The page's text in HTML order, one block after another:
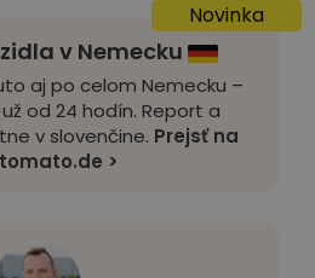
Novinka
v Nemecku
aj po celom Nemecku –
od 24 hodín. Report a
v slovenčine. Prejsť na
>